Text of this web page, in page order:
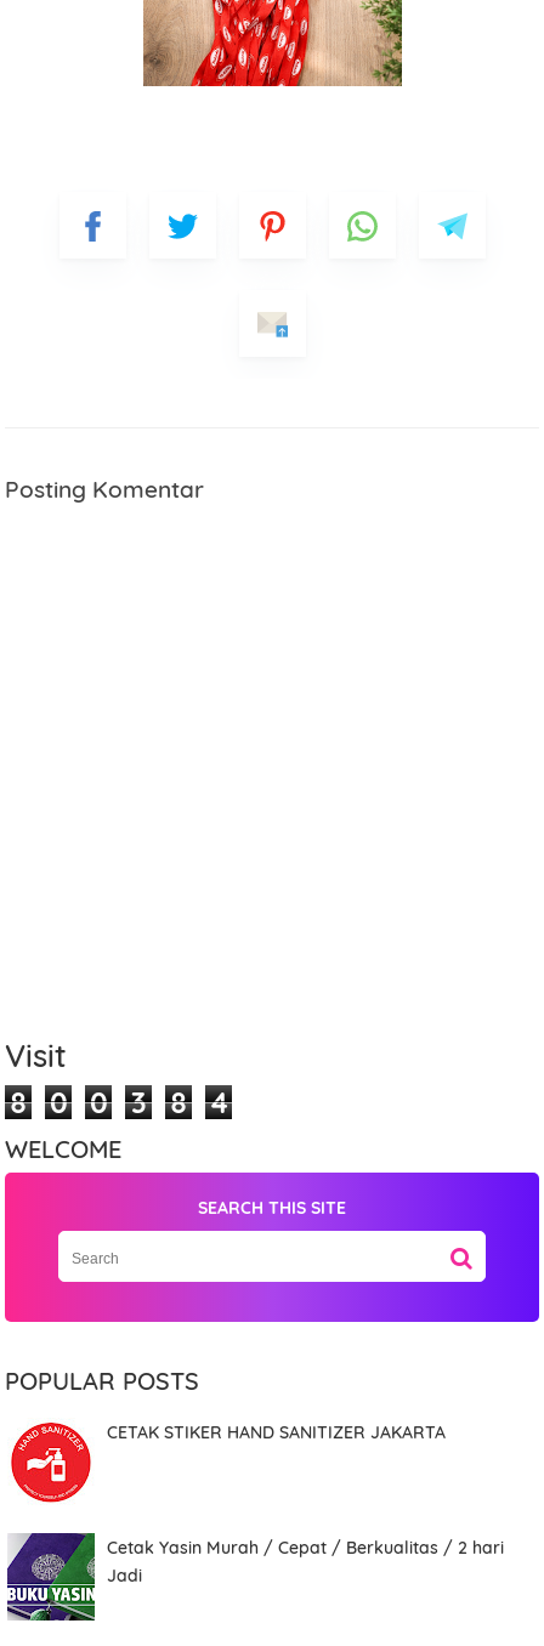
Posting Komentar
Visit
8 0 0 3 8 4
WELCOME
SEARCH THIS SITE
POPULAR POSTS
CETAK STIKER HAND SANITIZER JAKARTA
Cetak Yasin Murah / Cepat / Berkualitas / 2 hari
Jadi
Name
Item Choices
Total